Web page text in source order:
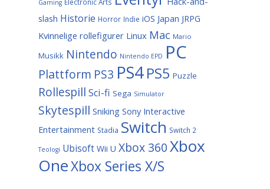
Gaming Electronic Arts
slash Historie Horror Indie iOS Japan JRPG
Kvinnelige rollefigurer Linux Mac Mario
Musikk Nintendo Nintendo EPD PC
Plattform PS3 PS4PS5 Puzzle
Rollespill Sci-fi Sega Simulator
Skytespill Sniking Sony Interactive
Entertainment Stadia Switch Switch 2
Teologi Ubisoft Wii U Xbox 360Xbox
OneXbox Series X/S